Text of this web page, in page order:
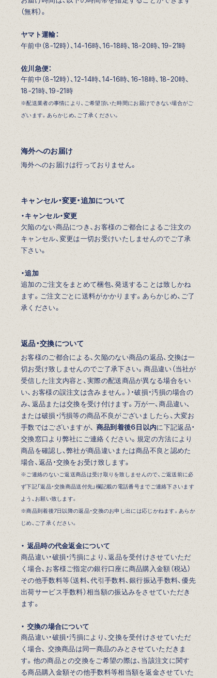
（無料）。
ヤマト運輸：
午前中（8-12時）、14-16時、16-18時、18-20時、19-21時
佐川急便：
午前中（8-12時）、12-14時、14-16時、16-18時、18-20時、
18-21時、19-21時
※配送業者の事情により、ご希望頂いた時間にお届けできない場合がご
ざいます。あらかじめ、ご了承ください。
海外へのお届け
海外へのお届けは行っておりません。
キャンセル・変更・追加について
・キャンセル・変更
欠陥のない商品につき、お客様のご都合によるご注文の
キャンセル、変更は一切お受けいたしませんのでご了承
下さい。
・追加
追加のご注文をまとめて梱包、発送することは致しかね
ます。ご注文ごとに送料がかかります。あらかじめ、ご了
承ください。
返品・交換について
お客様のご都合による、欠陥のない商品の返品、交換は一
切お受け致しませんのでご了承下さい。商品違い（当社が
受信した注文内容と、実際の配送商品が異なる場合をい
い、お客様の誤注文は含みません。）・破損・汚損の場合の
み、返品または交換を受け付けます。万が一、商品違い、
または破損・汚損等の商品不良がございましたら、大変お
手数ではございますが、商品到着後6日以内に下記返品・
交換窓口より弊社にご連絡ください。規定の方法により
商品を確認し、弊社が商品違いまたは商品不良と認めた
場合、返品・交換をお受け致します。
※ご連絡のないご返送商品は受け取りを致しませんので、ご返送前に必
ず下記「返品・交換商品送付先」欄記載の電話番号までご連絡下さいます
よう、お願い致します。
※商品到着後7日以降の返品・交換のお申し出には応じかねます。あらか
じめ、ご了承ください。
・ 返品時の代金返金について
商品違い・破損・汚損により、返品を受付けさせていただ
く場合、お客様ご指定の銀行口座に商品購入金額（税込）
その他手数料等（送料、代引手数料、銀行振込手数料、優先
出荷サービス手数料）相当額の振込みをさせていただき
ます。
・ 交換の場合について
商品違い・破損・汚損により、交換を受付けさせていただ
く場合、 交換商品は同一商品のみとさせていただきま
す。他の商品との交換をご希望の際は、当該注文に関す
る商品購入金額その他手数料等相当額を返金させていた